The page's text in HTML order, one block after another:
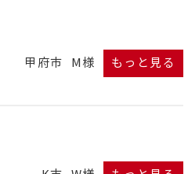
甲府市 M様 もっと見る